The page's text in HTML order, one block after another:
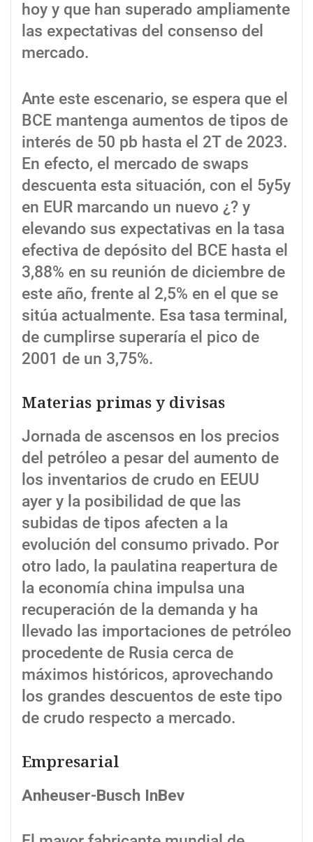
hoy y que han superado ampliamente
las expectativas del consenso del
mercado.
Ante este escenario, se espera que el
BCE mantenga aumentos de tipos de
interés de 50 pb hasta el 2T de 2023.
En efecto, el mercado de swaps
descuenta esta situación, con el 5y5y
en EUR marcando un nuevo ¿? y
elevando sus expectativas en la tasa
efectiva de depósito del BCE hasta el
3,88% en su reunión de diciembre de
este año, frente al 2,5% en el que se
sitúa actualmente. Esa tasa terminal,
de cumplirse superaría el pico de
2001 de un 3,75%.
Materias primas y divisas
Jornada de ascensos en los precios
del petróleo a pesar del aumento de
los inventarios de crudo en EEUU
ayer y la posibilidad de que las
subidas de tipos afecten a la
evolución del consumo privado. Por
otro lado, la paulatina reapertura de
la economía china impulsa una
recuperación de la demanda y ha
llevado las importaciones de petróleo
procedente de Rusia cerca de
máximos históricos, aprovechando
los grandes descuentos de este tipo
de crudo respecto a mercado.
Empresarial
Anheuser-Busch InBev